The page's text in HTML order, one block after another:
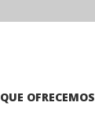
QUE OFRECEMOS